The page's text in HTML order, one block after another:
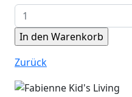
Zurück